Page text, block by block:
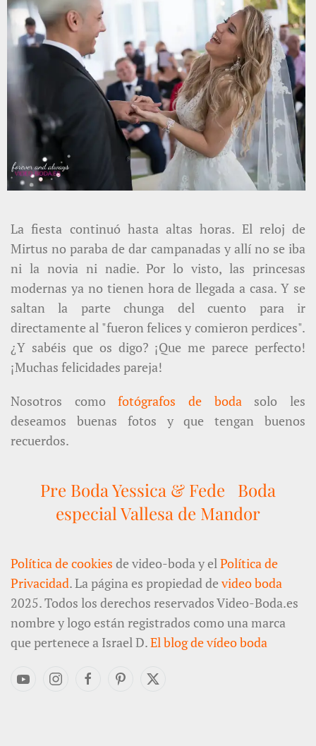
La fiesta continuó hasta altas horas. El reloj de
Mirtus no paraba de dar campanadas y allí no se iba
ni la novia ni nadie. Por lo visto, las princesas
modernas ya no tienen hora de llegada a casa. Y se
saltan la parte chunga del cuento para ir
directamente al "fueron felices y comieron perdices".
¿Y sabéis que os digo? ¡Que me parece perfecto!
¡Muchas felicidades pareja!
Nosotros comofotógrafos de bodasolo les
deseamos buenas fotos y que tengan buenos
recuerdos.
Pre Boda Yessica & Fede
Boda
especial Vallesa de Mandor
Política de cookies de video-boda y elPolítica de
Privacidad. La página es propiedad de video boda
2025. Todos los derechos reservados Video-Boda.es
nombre y logo están registrados como una marca
que pertenece a Israel D.El blog de vídeo boda